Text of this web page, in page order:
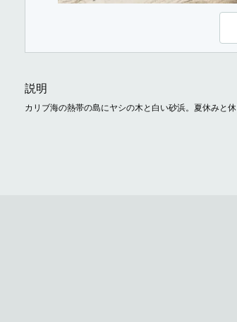
説明
カリブ海の熱帯の島にヤシの木と白い砂浜。夏休みと休